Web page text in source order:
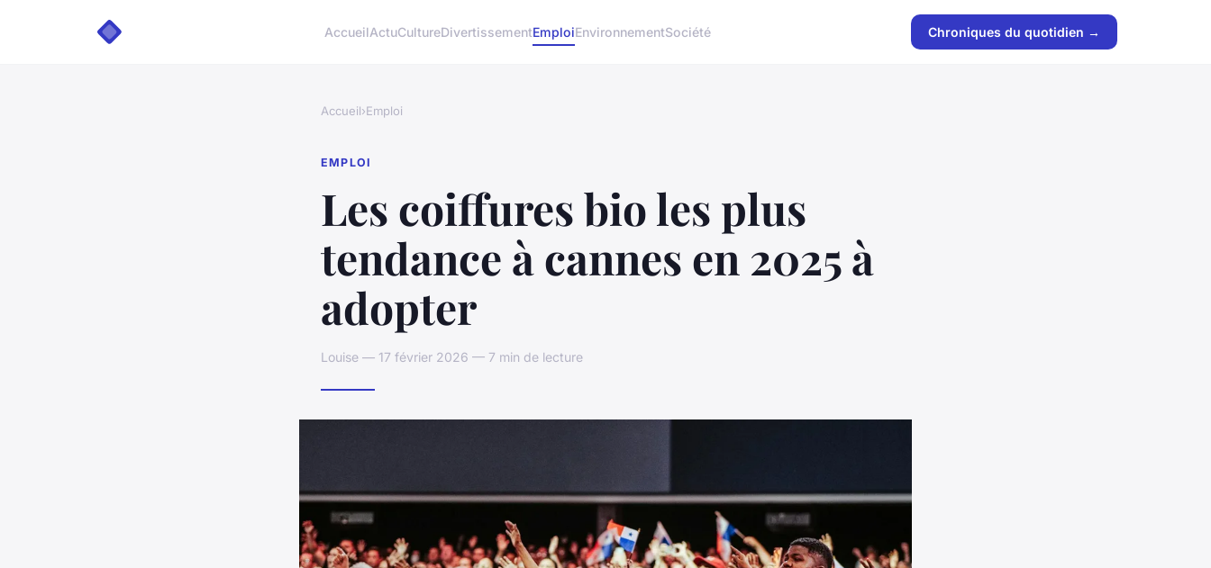
AccueilActuCultureDivertissementEmploiEnvironnementSociété Chroniques du quotidien →
Accueil›Emploi
EMPLOI
Les coiffures bio les plus
tendance à cannes en 2025 à
adopter
Louise — 17 février 2026 — 7 min de lecture